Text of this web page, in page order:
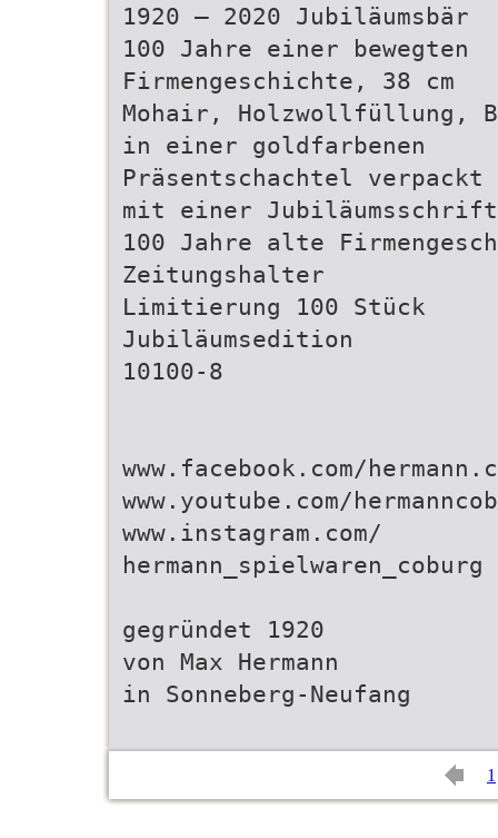
1920 – 2020 Jubiläumsbär
100 Jahre einer bewegten
Firmengeschichte, 38 cm
Mohair, Holzwollfüllung,
in einer goldfarbenen
Präsentschachtel verpackt
mit einer
100 Jahre alte
Zeitungshalter
Limitierung 100 Stück
Jubiläumsedition
10100-8
www.facebook.com/
www.youtube.com/
www.instagram.com/
hermann_spielwaren_coburg
gegründet 1920
von Max Hermann
in Sonneberg-Neufang
1